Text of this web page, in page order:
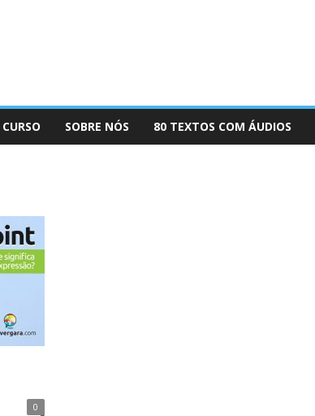
CURSO SOBRE NÓS 80 TEXTOS COM ÁUDIOS
0